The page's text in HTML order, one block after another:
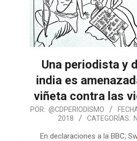
Una periodista y
india es
viñeta contra las
POR: @CDPERIODISMO
2018
CATEGORÍAS:
En declaraciones a la BBC,